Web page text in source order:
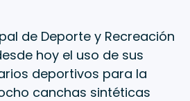
de Deporte y Recreación
hoy el uso de sus
deportivos para la
canchas sintéticas